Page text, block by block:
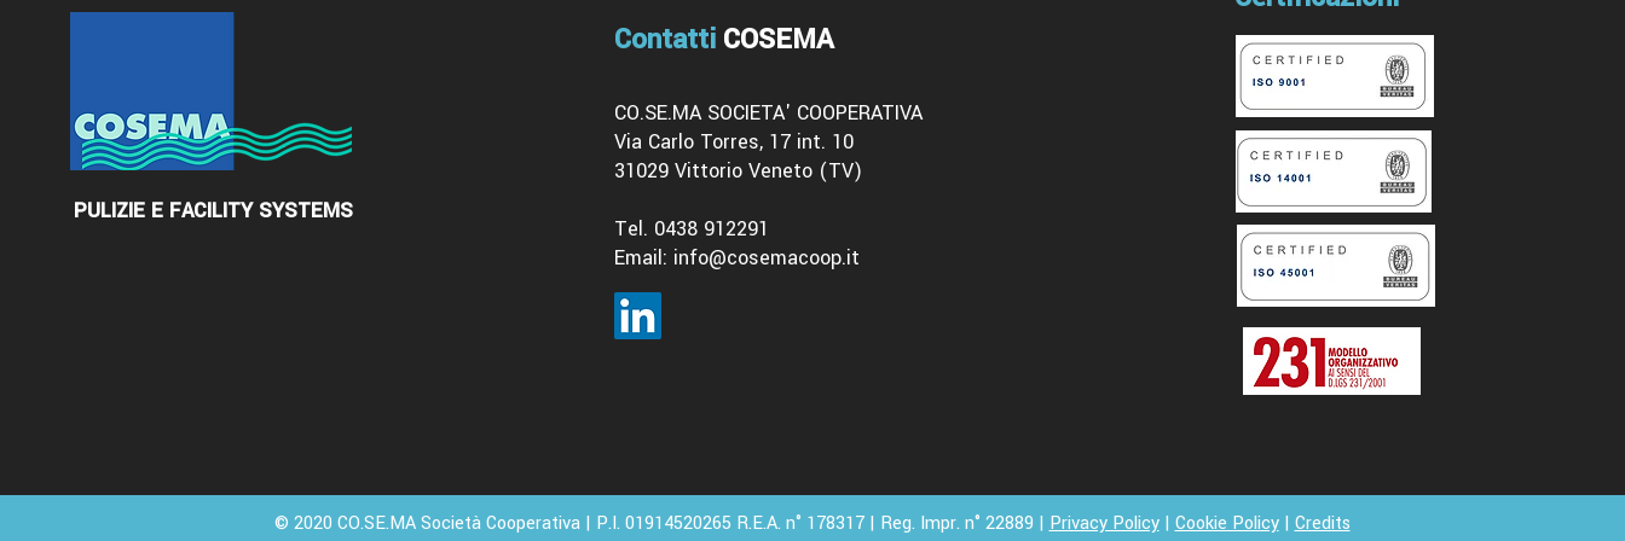
PULIZIE E FACILITY SYSTEMS
Contatti COSEMA
CO.SE.MA SOCIETA' COOPERATIVA
Via Carlo Torres, 17 int. 10
31029 Vittorio Veneto (TV)
Tel. 0438 912291
Email: info@cosemacoop.it
© 2020 CO.SE.MA Società Cooperativa | P.I. 01914520265 R.E.A. n° 178317 | Reg. Impr. n° 22889 |Privacy Policy|Cookie Policy|Credits